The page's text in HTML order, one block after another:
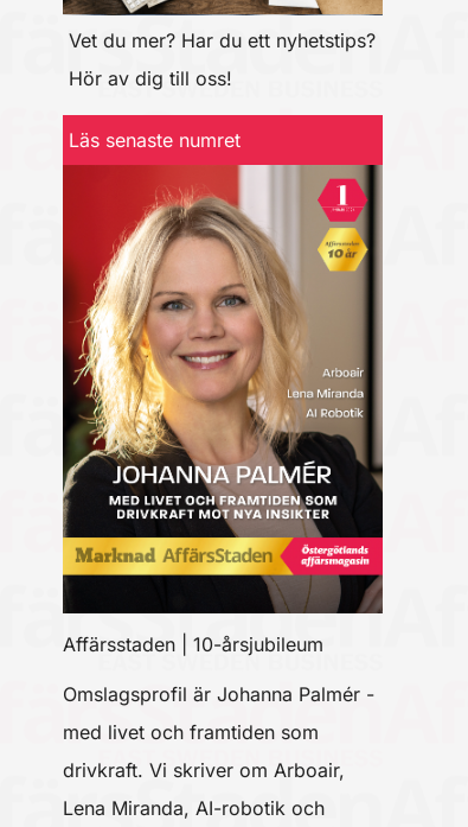
Vet du mer? Har du ett nyhetstips?
Hör av dig till oss!
Läs senaste numret
Affärsstaden | 10-årsjubileum
Omslagsprofil är Johanna Palmér -
med livet och framtiden som
drivkraft. Vi skriver om Arboair,
Lena Miranda, AI-robotik och